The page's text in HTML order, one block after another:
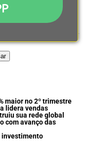
maior no 2º trimestre
lidera vendas
sua rede global
com avanço das
investimento